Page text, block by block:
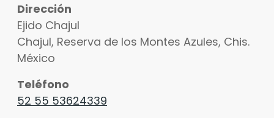
Dirección
Ejido Chajul
Chajul, Reserva de los Montes Azules, Chis.
México
Teléfono
52 55 53624339